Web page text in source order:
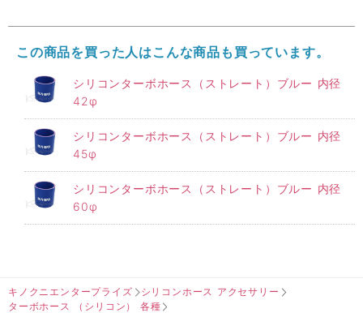
この商品を買った人はこんな商品も買っています。
シリコンターボホース（ストレート）ブルー 内径
42φ
シリコンターボホース（ストレート）ブルー 内径
45φ
シリコンターボホース（ストレート）ブルー 内径
60φ
キノクニエンタープライズ
シリコンホース アクセサリー
ターボホース （シリコン） 各種